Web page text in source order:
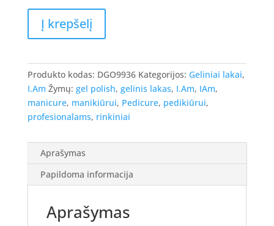
kiekis:
Festive
-
gelinio
lako
bazės
topo
rinkinys,
Į krepšelį
Produkto kodas: DGO9936 Kategorijos: Geliniai lakai,
I.Am Žymų: gel polish, gelinis lakas, I.Am, IAm,
manicure, manikiūrui, Pedicure, pedikiūrui,
profesionalams, rinkiniai
Aprašymas
Papildoma informacija
Aprašymas